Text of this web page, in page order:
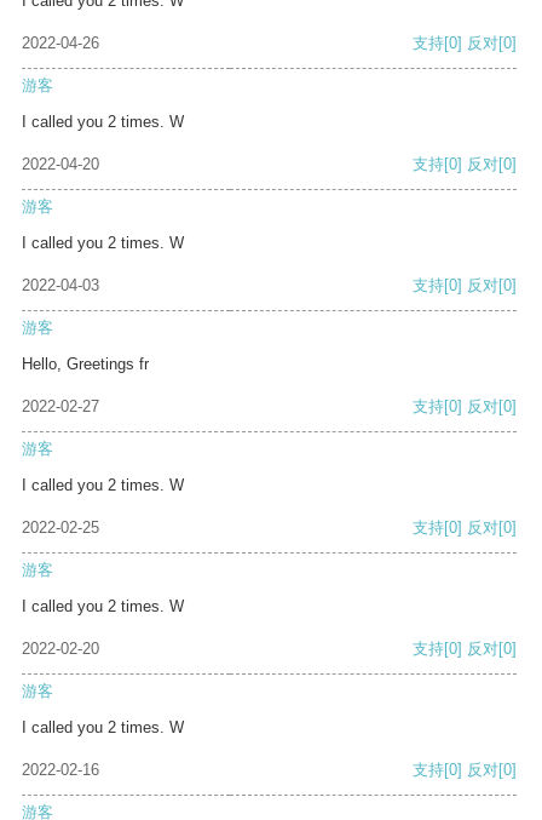
2022-04-26 支持[0] 反对[0]
游客
I called you 2 times. W
2022-04-20 支持[0] 反对[0]
游客
I called you 2 times. W
2022-04-03 支持[0] 反对[0]
游客
Hello, Greetings fr
2022-02-27 支持[0] 反对[0]
游客
I called you 2 times. W
2022-02-25 支持[0] 反对[0]
游客
I called you 2 times. W
2022-02-20 支持[0] 反对[0]
游客
I called you 2 times. W
2022-02-16 支持[0] 反对[0]
游客